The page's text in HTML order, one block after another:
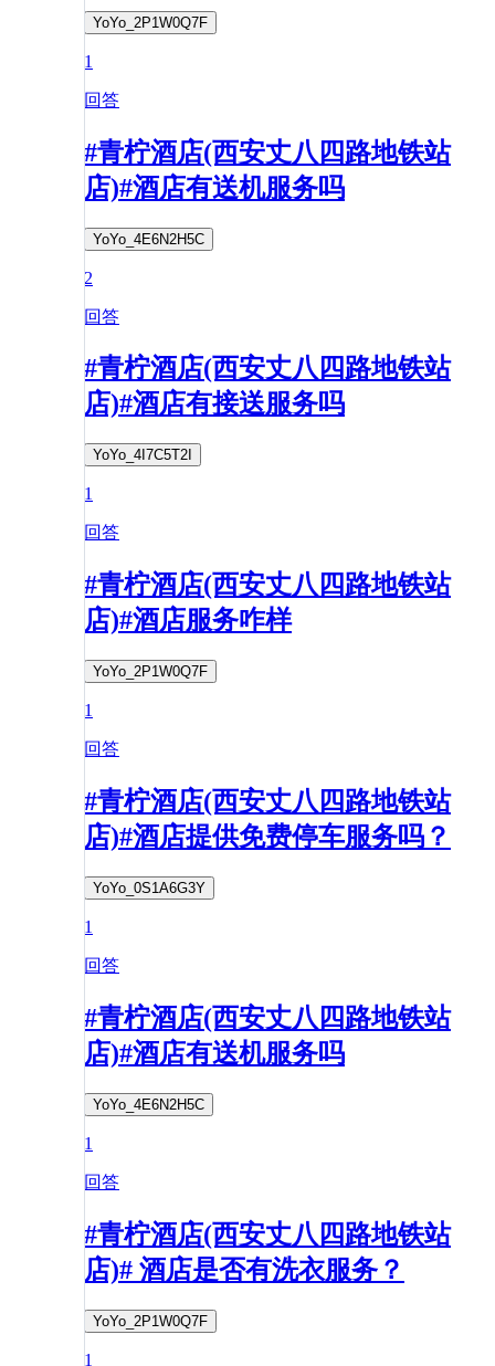
YoYo_2P1W0Q7F
1
回答
#青柠酒店(西安丈八四路地铁站
店)#酒店有送机服务吗
YoYo_4E6N2H5C
2
回答
#青柠酒店(西安丈八四路地铁站
店)#酒店有接送服务吗
YoYo_4I7C5T2I
1
回答
#青柠酒店(西安丈八四路地铁站
店)#酒店服务咋样
YoYo_2P1W0Q7F
1
回答
#青柠酒店(西安丈八四路地铁站
店)#酒店提供免费停车服务吗？
YoYo_0S1A6G3Y
1
回答
#青柠酒店(西安丈八四路地铁站
店)#酒店有送机服务吗
YoYo_4E6N2H5C
1
回答
#青柠酒店(西安丈八四路地铁站
店)# 酒店是否有洗衣服务？
YoYo_2P1W0Q7F
1